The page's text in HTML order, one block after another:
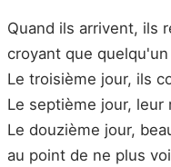
Quand ils arrivent, ils
croyant que
Le troisième jour, ils
Le septième jour, leur
Le douzième jour,
au point de ne plus